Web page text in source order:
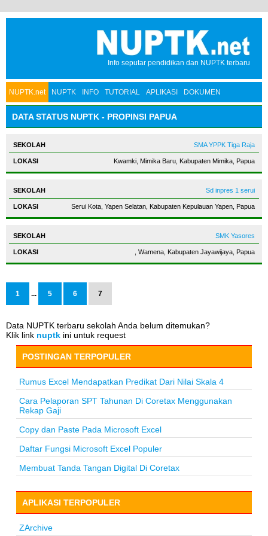
Info seputar pendidikan dan NUPTK terbaru
NUPTK.net NUPTK INFO TUTORIAL APLIKASI DOKUMEN
DATA STATUS NUPTK - PROPINSI PAPUA
SMA YPPK Tiga Raja
Kwamki, Mimika Baru, Kabupaten Mimika, Papua
Sd inpres 1 serui
Serui Kota, Yapen Selatan, Kabupaten Kepulauan Yapen, Papua
SMK Yasores
, Wamena, Kabupaten Jayawijaya, Papua
1 ... 5 6 7
Data NUPTK terbaru sekolah Anda belum ditemukan?
Klik link nuptk ini untuk request
POSTINGAN TERPOPULER
Rumus Excel Mendapatkan Predikat Dari Nilai Skala 4
Cara Pelaporan SPT Tahunan Di Coretax Menggunakan
Rekap Gaji
Copy dan Paste Pada Microsoft Excel
Daftar Fungsi Microsoft Excel Populer
Membuat Tanda Tangan Digital Di Coretax
APLIKASI TERPOPULER
ZArchive